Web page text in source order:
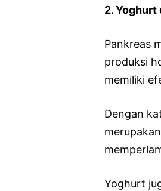
2. Yoghurt
Pankreas
produksi
memiliki
Dengan
Yoghurt